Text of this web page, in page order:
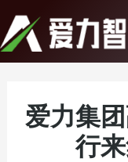
至
内
爱力集
行